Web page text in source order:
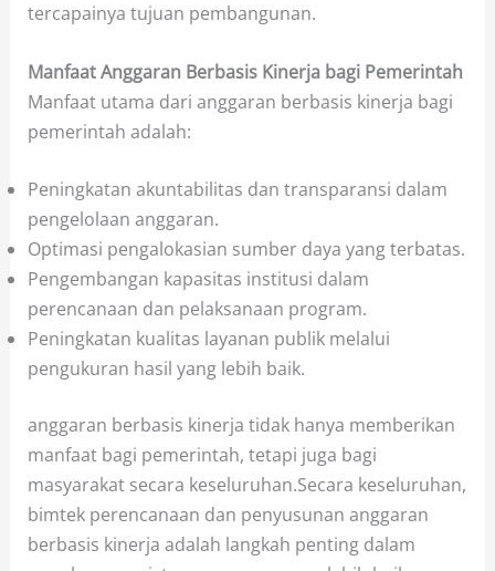
tercapainya tujuan pembangunan.
Manfaat Anggaran Berbasis Kinerja bagi Pemerintah
Manfaat utama dari anggaran berbasis kinerja bagi
pemerintah adalah:
Peningkatan akuntabilitas dan transparansi dalam
pengelolaan anggaran.
Optimasi pengalokasian sumber daya yang terbatas.
Pengembangan kapasitas institusi dalam
perencanaan dan pelaksanaan program.
Peningkatan kualitas layanan publik melalui
pengukuran hasil yang lebih baik.
anggaran berbasis kinerja tidak hanya memberikan
manfaat bagi pemerintah, tetapi juga bagi
masyarakat secara keseluruhan.Secara keseluruhan,
bimtek perencanaan dan penyusunan anggaran
berbasis kinerja adalah langkah penting dalam